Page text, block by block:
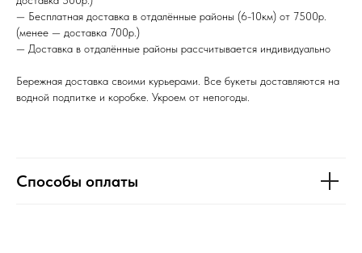
— Доставка в отдалённые районы рассчитывается индивидуально
Бережная доставка своими курьерами. Все букеты доставляются на
водной подпитке и коробке. Укроем от непогоды.